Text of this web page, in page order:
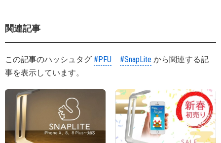
関連記事
この記事のハッシュタグ #PFU #SnapLite から関連する記
事を表示しています。